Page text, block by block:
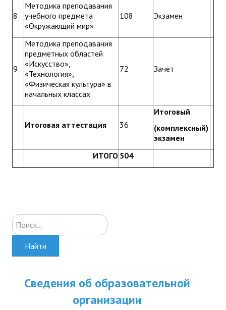
8
Методика преподавания
учебного предмета
«Окружающий мир»
108 Экзамен
9
Методика преподавания
предметных областей
«Искусство»,
«Технология»,
«Физическая культура» в
начальных классах
72 Зачет
Итоговая аттестация 36
Итоговый
(комплексный)
экзамен
ИТОГО 504
Искать...
Найти
Сведения об образовательной
организации